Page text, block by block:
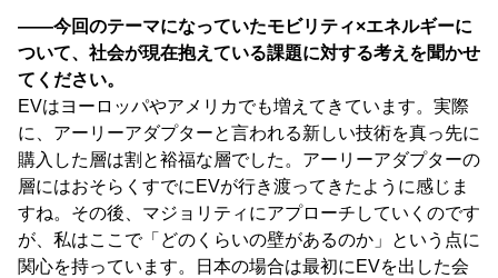
――今回のテーマになっていたモビリティ×エネルギーに
ついて、社会が現在抱えている課題に対する考えを聞かせ
てください。
EVはヨーロッパやアメリカでも増えてきています。実際
に、アーリーアダプターと言われる新しい技術を真っ先に
購入した層は割と裕福な層でした。アーリーアダプターの
層にはおそらくすでにEVが行き渡ってきたように感じま
すね。その後、マジョリティにアプローチしていくのです
が、私はここで「どのくらいの壁があるのか」という点に
関心を持っています。日本の場合は最初にEVを出した会